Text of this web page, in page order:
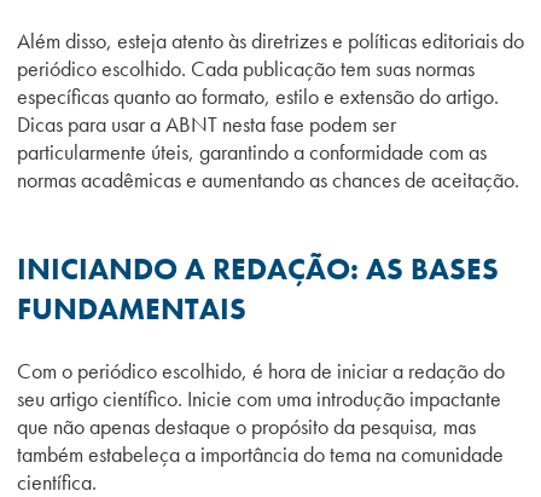
Além disso, esteja atento às diretrizes e políticas editoriais do
periódico escolhido. Cada publicação tem suas normas
específicas quanto ao formato, estilo e extensão do artigo.
Dicas para usar a ABNT nesta fase podem ser
particularmente úteis, garantindo a conformidade com as
normas acadêmicas e aumentando as chances de aceitação.
INICIANDO A REDAÇÃO: AS BASES
FUNDAMENTAIS
Com o periódico escolhido, é hora de iniciar a redação do
seu artigo científico. Inicie com uma introdução impactante
que não apenas destaque o propósito da pesquisa, mas
também estabeleça a importância do tema na comunidade
científica.